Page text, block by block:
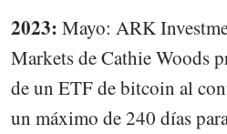
2023: Mayo: ARK
Markets de Cathie Woods
de un ETF de bitcoin al
un máximo de 240 días